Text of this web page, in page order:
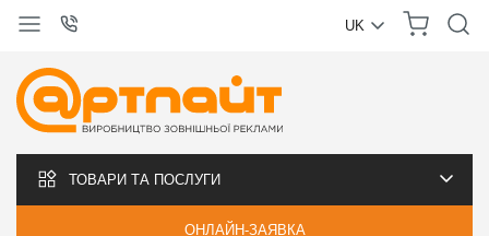
UK
ТОВАРИ ТА ПОСЛУГИ
ОНЛАЙН-ЗАЯВКА